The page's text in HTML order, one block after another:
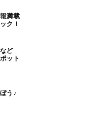
満載
ク！
ど
ット
う♪